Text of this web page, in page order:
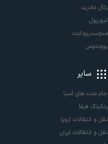
رئال مادرید
لیورپول
منچستریونایتد
یوونتوس
سایر
جام ملت های آسیا
رنکینگ فیفا
نقل و انتقالات اروپا
نقل و انتقالات ایران